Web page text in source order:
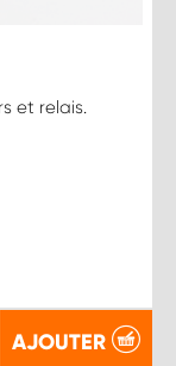
et relais.
AJOUTER